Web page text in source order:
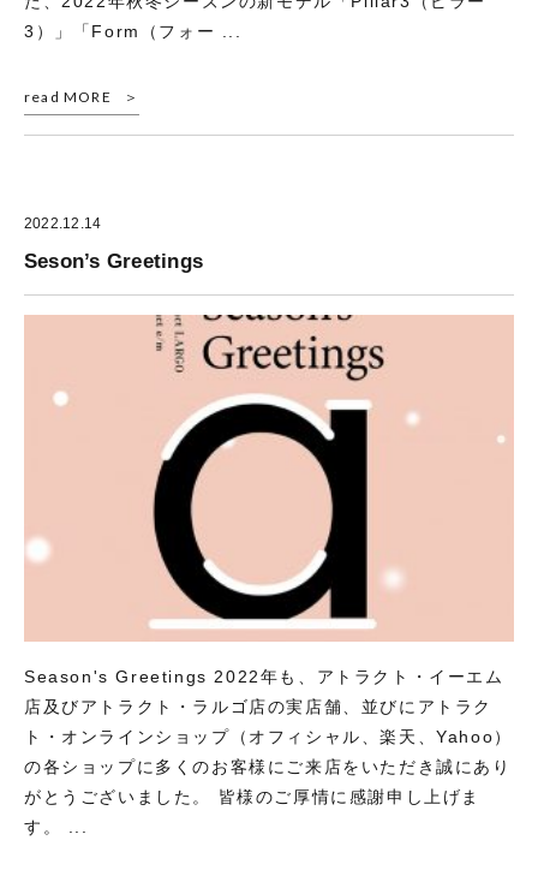
3）」「Form（フォー ...
read MORE
2022.12.14
Seson’s Greetings
Season's Greetings 2022年も、アトラクト・イーエム
店及びアトラクト・ラルゴ店の実店舗、並びにアトラク
ト・オンラインショップ（オフィシャル、楽天、Yahoo）
の各ショップに多くのお客様にご来店をいただき誠にあり
がとうございました。 皆様のご厚情に感謝申し上げま
す。 ...